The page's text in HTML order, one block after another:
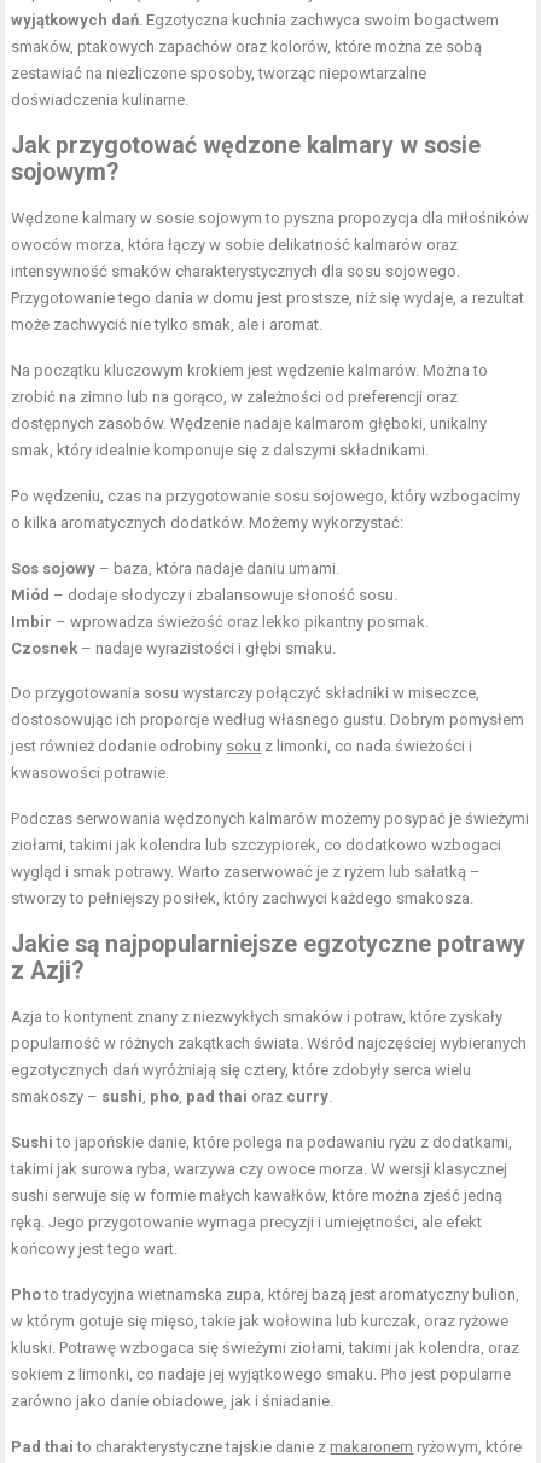
wyjątkowych dań. Egzotyczna kuchnia zachwyca swoim bogactwem
smaków, ptakowych zapachów oraz kolorów, które można ze sobą
zestawiać na niezliczone sposoby, tworząc niepowtarzalne
doświadczenia kulinarne.
Jak przygotować wędzone kalmary w sosie
sojowym?
Wędzone kalmary w sosie sojowym to pyszna propozycja dla miłośników
owoców morza, która łączy w sobie delikatność kalmarów oraz
intensywność smaków charakterystycznych dla sosu sojowego.
Przygotowanie tego dania w domu jest prostsze, niż się wydaje, a rezultat
może zachwycić nie tylko smak, ale i aromat.
Na początku kluczowym krokiem jest wędzenie kalmarów. Można to
zrobić na zimno lub na gorąco, w zależności od preferencji oraz
dostępnych zasobów. Wędzenie nadaje kalmarom głęboki, unikalny
smak, który idealnie komponuje się z dalszymi składnikami.
Po wędzeniu, czas na przygotowanie sosu sojowego, który wzbogacimy
o kilka aromatycznych dodatków. Możemy wykorzystać:
Sos sojowy – baza, która nadaje daniu umami.
Miód – dodaje słodyczy i zbalansowuje słoność sosu.
Imbir – wprowadza świeżość oraz lekko pikantny posmak.
Czosnek – nadaje wyrazistości i głębi smaku.
Do przygotowania sosu wystarczy połączyć składniki w miseczce,
dostosowując ich proporcje według własnego gustu. Dobrym pomysłem
jest również dodanie odrobiny soku z limonki, co nada świeżości i
kwasowości potrawie.
Podczas serwowania wędzonych kalmarów możemy posypać je świeżymi
ziołami, takimi jak kolendra lub szczypiorek, co dodatkowo wzbogaci
wygląd i smak potrawy. Warto zaserwować je z ryżem lub sałatką –
stworzy to pełniejszy posiłek, który zachwyci każdego smakosza.
Jakie są najpopularniejsze egzotyczne potrawy
z Azji?
Azja to kontynent znany z niezwykłych smaków i potraw, które zyskały
popularność w różnych zakątkach świata. Wśród najczęściej wybieranych
egzotycznych dań wyróżniają się cztery, które zdobyły serca wielu
smakoszy – sushi, pho, pad thai oraz curry.
Sushi to japońskie danie, które polega na podawaniu ryżu z dodatkami,
takimi jak surowa ryba, warzywa czy owoce morza. W wersji klasycznej
sushi serwuje się w formie małych kawałków, które można zjeść jedną
ręką. Jego przygotowanie wymaga precyzji i umiejętności, ale efekt
końcowy jest tego wart.
Photo tradycyjna wietnamska zupa, której bazą jest aromatyczny bulion,
w którym gotuje się mięso, takie jak wołowina lub kurczak, oraz ryżowe
kluski. Potrawę wzbogaca się świeżymi ziołami, takimi jak kolendra, oraz
sokiem z limonki, co nadaje jej wyjątkowego smaku. Pho jest popularne
zarówno jako danie obiadowe, jak i śniadanie.
Pad thai to charakterystyczne tajskie danie z makaronem ryżowym, które